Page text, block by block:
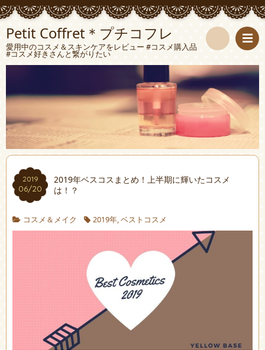
Petit Coffret＊プチコフレ
愛用中のコスメ＆スキンケアをレビュー #コスメ購入品
#コスメ好きさんと繋がりたい
検
索
2019
06/20
2019年ベスコスまとめ！上半期に輝いたコスメ
は！？
コスメ＆メイク 2019年,ベストコスメ